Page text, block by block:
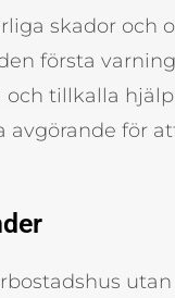
skador och
första
tillkalla
för